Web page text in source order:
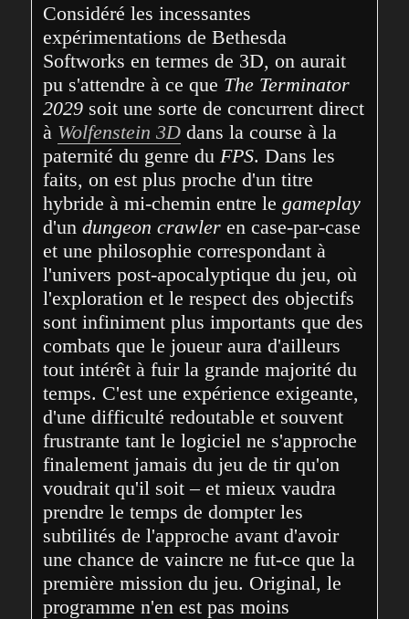
Considéré les incessantes
expérimentations de Bethesda
Softworks en termes de 3D, on aurait
pu s'attendre à ce que The Terminator
2029 soit une sorte de concurrent direct
à Wolfenstein 3D dans la course à la
paternité du genre du FPS. Dans les
faits, on est plus proche d'un titre
hybride à mi-chemin entre le gameplay
d'un dungeon crawler en case-par-case
et une philosophie correspondant à
l'univers post-apocalyptique du jeu, où
l'exploration et le respect des objectifs
sont infiniment plus importants que des
combats que le joueur aura d'ailleurs
tout intérêt à fuir la grande majorité du
temps. C'est une expérience exigeante,
d'une difficulté redoutable et souvent
frustrante tant le logiciel ne s'approche
finalement jamais du jeu de tir qu'on
voudrait qu'il soit – et mieux vaudra
prendre le temps de dompter les
subtilités de l'approche avant d'avoir
une chance de vaincre ne fut-ce que la
première mission du jeu. Original, le
programme n'en est pas moins